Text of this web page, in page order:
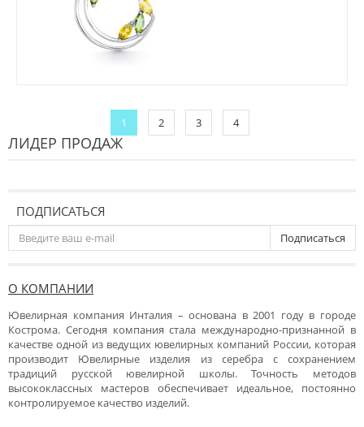
1 2 3 4
ЛИДЕР ПРОДАЖ
ПОДПИСАТЬСЯ
Подписаться
О КОМПАНИИ
Ювелирная компания Инталия – основана в 2001 году в городе
Кострома. Сегодня компания стала международно-признанной в
качестве одной из ведущих ювелирных компаний России, которая
производит Ювелирные изделия из серебра с сохранением
традиций русской ювелирной школы. Точность методов
высококлассных мастеров обеспечивает идеальное, постоянно
контролируемое качество изделий.